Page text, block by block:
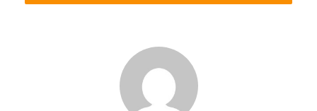
والإرتقاء بالمواقع التى يتكلفوا بإدارتها بما يصب فى
صالح المواطن الأسوانى .